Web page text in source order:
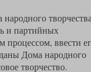
и партийных
ввести
Дома народного
творчество.